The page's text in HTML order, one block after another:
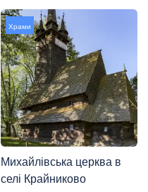
Храми
Михайлівська церква в
селі Крайниково